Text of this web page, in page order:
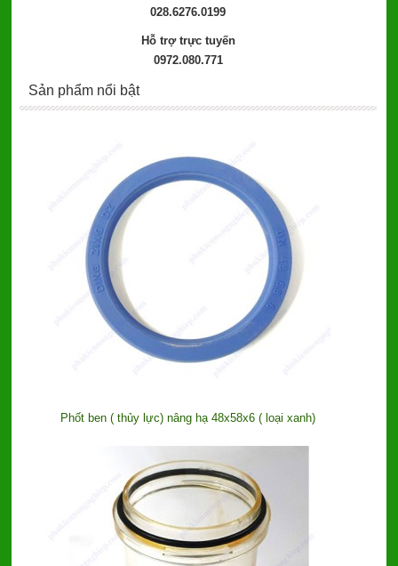
028.6276.0199
Hỗ trợ trực tuyến
0972.080.771
Sản phẩm nổi bật
Phốt ben ( thủy lực) nâng hạ 48x58x6 ( loại xanh)